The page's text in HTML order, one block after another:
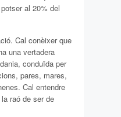
al 20% del
Cal conèixer que
una vertadera
conduïda per
pares, mares,
Cal entendre
raó de ser de